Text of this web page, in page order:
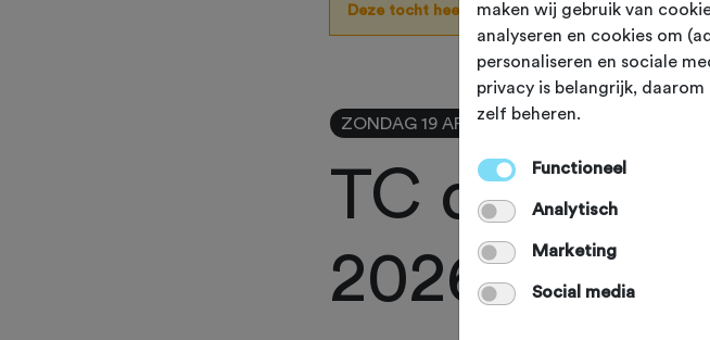
Deze tocht heeft reeds plaatsgevonden op 19-
ZONDAG 19 APR Zevenaar (Gelderland)
TC de
2026
maken wij gebruik van
analyseren en cookies om
personaliseren en sociale
privacy is belangrijk,
zelf beheren.
Functioneel
Analytisch
Marketing
Social media